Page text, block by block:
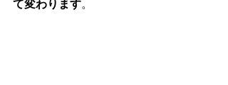
て変わります。